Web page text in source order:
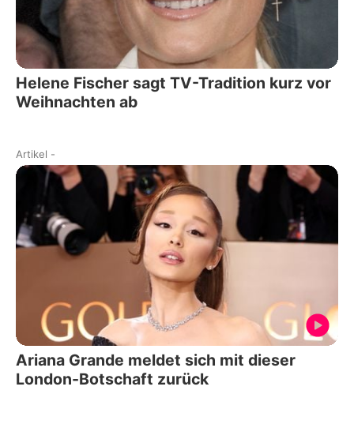
Helene Fischer sagt TV-Tradition kurz vor
Weihnachten ab
Artikel -
Ariana Grande meldet sich mit dieser
London-Botschaft zurück